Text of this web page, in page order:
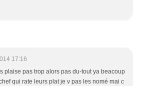
17:16
plaise pas trop alors pas du-tout ya beacoup
qui rate leurs plat je v pas les nomé mai c